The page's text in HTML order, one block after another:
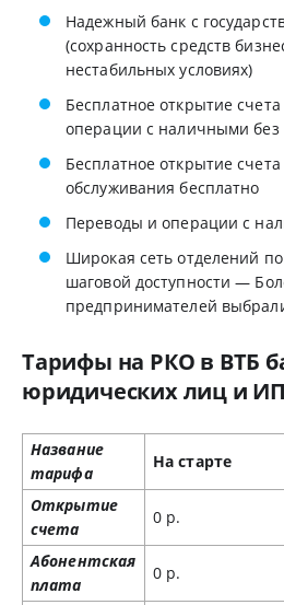
Надежный банк с
(сохранность средств
нестабильных условиях)
Бесплатное открытие
операции с наличными без
Бесплатное открытие
обслуживания бесплатно
Переводы и операции с
Широкая сеть отделений
шаговой доступности —
предпринимателей
Тарифы на РКО в ВТБ
юридических лиц и ИП
Название
тарифа
На старте
Открытие
счета
0 р.
Абонентская
плата
0 р.